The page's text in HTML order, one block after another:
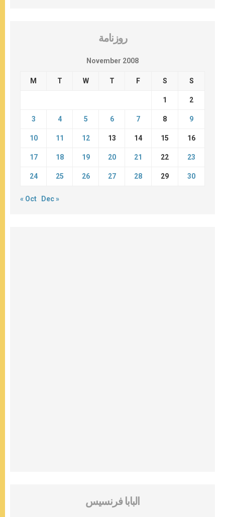
روزنامة
November 2008
M T W T F S S
1 2
3 4 5 6 7 8 9
10 11 12 13 14 15 16
17 18 19 20 21 22 23
24 25 26 27 28 29 30
« Oct Dec »
البابا فرنسيس